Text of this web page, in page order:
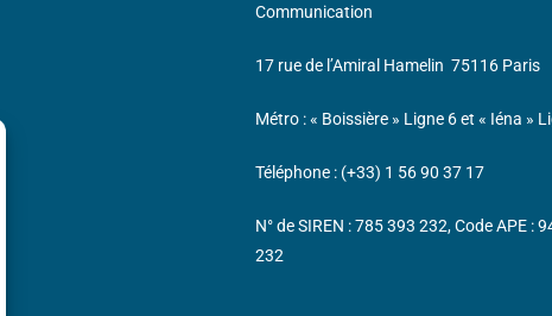
Communication
17 rue de l’Amiral Hamelin 75116 Paris
Métro : « Boissière » Ligne 6 et « Iéna »
Téléphone : (+33) 1 56 90 37 17
N° de SIREN : 785 393 232, Code APE
232